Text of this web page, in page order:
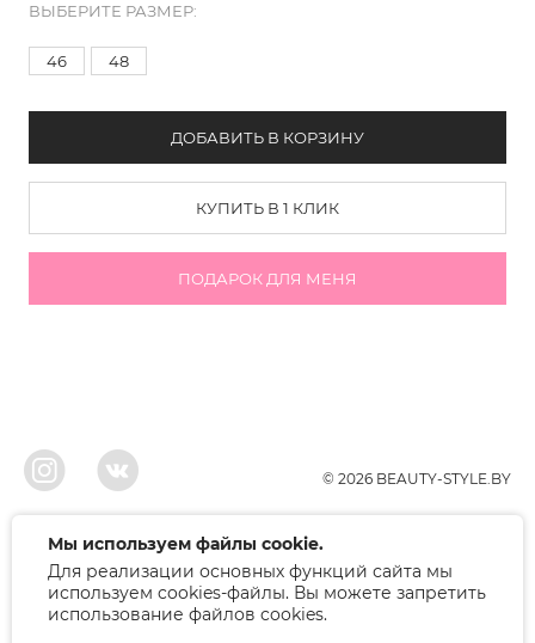
ВЫБЕРИТЕ РАЗМЕР:
46 48
ДОБАВИТЬ В КОРЗИНУ
КУПИТЬ В 1 КЛИК
ПОДАРОК ДЛЯ МЕНЯ
© 2026 BEAUTY-STYLE.BY
ООО"БЬЮТИ", УНП 291022671, Свидельство о регистрации 05.10.2010
Брестским районым исполнительным комитетом. Регистрация в торговом
реестре 12.01.2018, номер 402445.
Беларусь, Брест, ул. Лейтенанта Рябцева 75
Режим работы: 9.00-17.00. Контакт: +375 (33) 379-10-80
Мы используем файлы cookie.
Для реализации основных функций сайта мы
используем cookies-файлы. Вы можете запретить
использование файлов cookies.